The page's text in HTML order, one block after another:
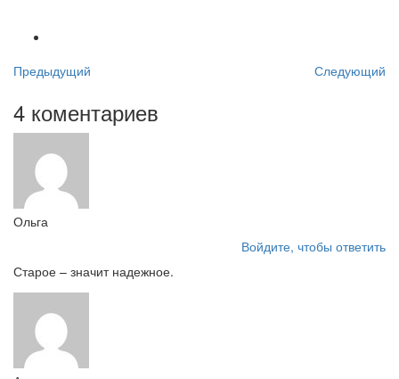
Предыдущий Следующий
4 коментариев
Ольга
Войдите, чтобы ответить
Старое – значит надежное.